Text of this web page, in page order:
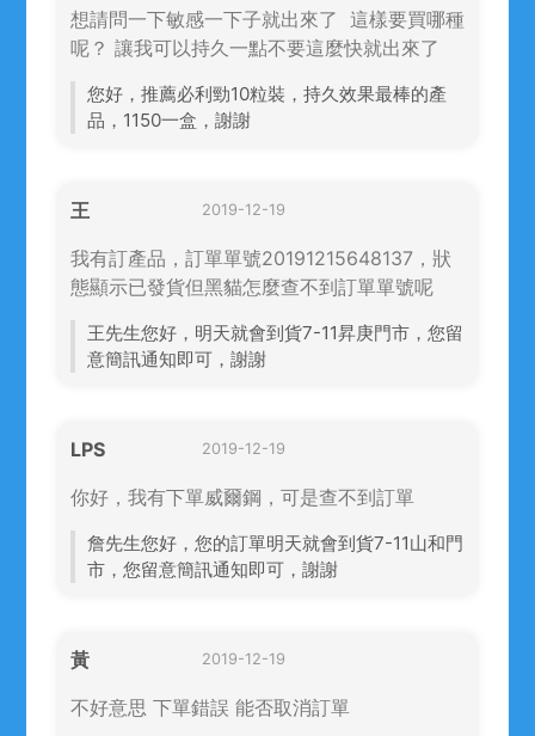
想請問一下敏感一下子就出來了 這樣要買哪種
呢？ 讓我可以持久一點不要這麼快就出來了
您好，推薦必利勁10粒裝，持久效果最棒的產
品，1150一盒，謝謝
王 2019-12-19
我有訂產品，訂單單號20191215648137，狀
態顯示已發貨但黑貓怎麼查不到訂單單號呢
王先生您好，明天就會到貨7-11昇庚門市，您留
意簡訊通知即可，謝謝
LPS 2019-12-19
你好，我有下單威爾鋼，可是查不到訂單
詹先生您好，您的訂單明天就會到貨7-11山和門
市，您留意簡訊通知即可，謝謝
黃 2019-12-19
不好意思 下單錯誤 能否取消訂單